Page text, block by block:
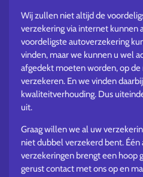
Wij zullen niet altijd de
verzekering via internet kunnen
voordeligste autoverzekering
vinden, maar we kunnen u wel
afgedekt moeten worden, op
verzekeren. En we vinden
kwaliteitverhouding. Dus
uit.
Graag willen we al uw
niet dubbel verzekerd bent.
verzekeringen brengt een hoop
gerust contact met ons op en